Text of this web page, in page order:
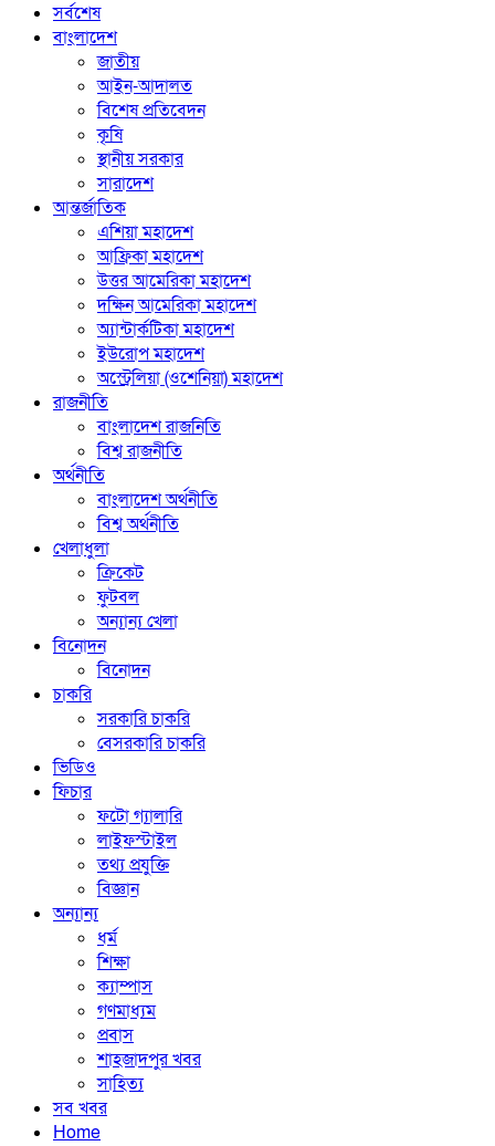
সর্বশেষ
বাংলাদেশ
জাতীয়
আইন-আদালত
বিশেষ প্রতিবেদন
কৃষি
স্থানীয় সরকার
সারাদেশ
আন্তর্জাতিক
এশিয়া মহাদেশ
আফ্রিকা মহাদেশ
উত্তর আমেরিকা মহাদেশ
দক্ষিন আমেরিকা মহাদেশ
অ্যান্টার্কটিকা মহাদেশ
ইউরোপ মহাদেশ
অস্ট্রেলিয়া (ওশেনিয়া) মহাদেশ
রাজনীতি
বাংলাদেশ রাজনিতি
বিশ্ব রাজনীতি
অর্থনীতি
বাংলাদেশ অর্থনীতি
বিশ্ব অর্থনীতি
খেলাধুলা
ক্রিকেট
ফুটবল
অন্যান্য খেলা
বিনোদন
বিনোদন
চাকরি
সরকারি চাকরি
বেসরকারি চাকরি
ভিডিও
ফিচার
ফটো গ্যালারি
লাইফস্টাইল
তথ্য প্রযুক্তি
বিজ্ঞান
অন্যান্য
ধর্ম
শিক্ষা
ক্যাম্পাস
গণমাধ্যম
প্রবাস
শাহজাদপুর খবর
সাহিত্য
সব খবর
Home